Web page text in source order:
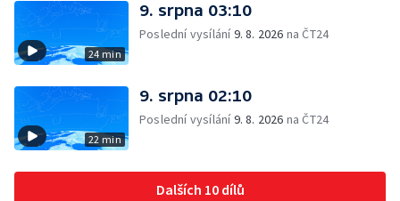
24 min
9. srpna 03:10
Poslední vysílání9. 8. 2026 na ČT24
22 min
9. srpna 02:10
Poslední vysílání9. 8. 2026 na ČT24
Dalších 10 dílů